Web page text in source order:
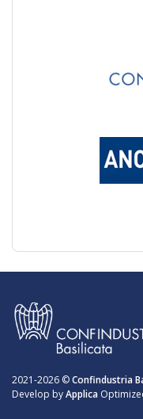
2021-2026 ©Confindustria
Develop byApplica